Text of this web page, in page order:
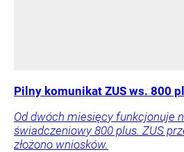
Pilny komunikat ZUS ws. 800
Od dwóch miesięcy funkcjonuje
świadczeniowy 800 plus. ZUS
złożono wniosków.